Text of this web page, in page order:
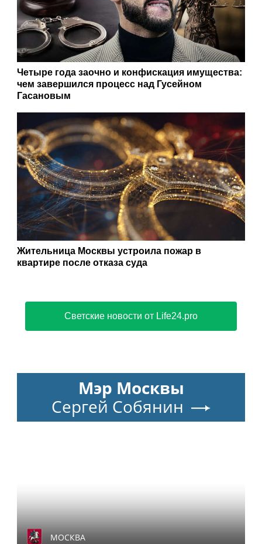
Четыре года заочно и конфискация имущества:
чем завершился процесс над Гусейном
Гасановым
Жительница Москвы устроила пожар в
квартире после отказа суда
Светские новости от Life24.pro
Мэр Москвы
Сергей Собянин
МОСКВА